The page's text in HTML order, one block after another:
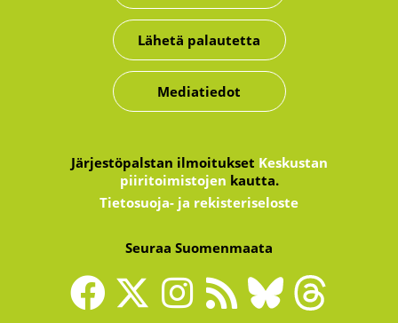
Lähetä palautetta
Mediatiedot
Järjestöpalstan ilmoitukset Keskustan
piiritoimistojen kautta.
Tietosuoja- ja rekisteriseloste
Seuraa Suomenmaata